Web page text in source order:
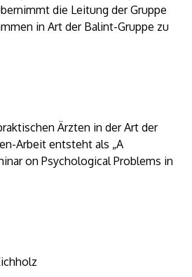
die Leitung der Gruppe
in Art der Balint-Gruppe zu
Ärzten in der Art der
Arbeit entsteht als „A
on Psychological Problems in